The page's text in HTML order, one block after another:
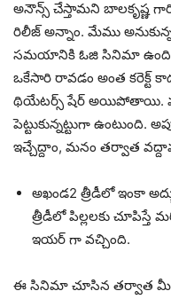
అనౌన్స్ చేస్తామని బాలకృష్ణ
రిలీజ్ అన్నాం. మేము
సమయానికి ఓజి సినిమా ఉంది.
ఒకేసారి రావడం అంత కరెక్ట్
థియేటర్స్ షేర్ అయిపోతాయి.
పెట్టుకున్నట్టుగా ఉంటుంది.
ఇచ్చేద్దాం, మనం తర్వాత
అఖండ2 త్రీడీలో ఇంకా
త్రీడీలో పిల్లలకు
ఇయర్ గా వచ్చింది.
ఈ సినిమా చూసిన తర్వాత